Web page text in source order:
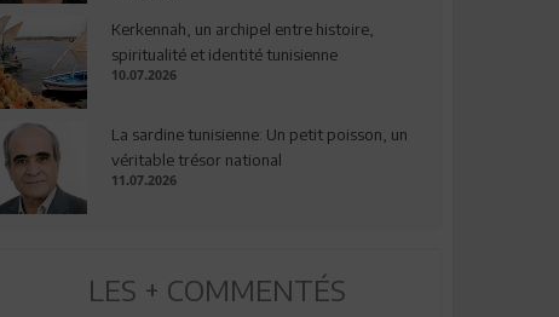
Kerkennah, un archipel entre histoire,
spiritualité et identité tunisienne
10.07.2026
La sardine tunisienne: Un petit poisson, un
véritable trésor national
11.07.2026
LES + COMMENTÉS